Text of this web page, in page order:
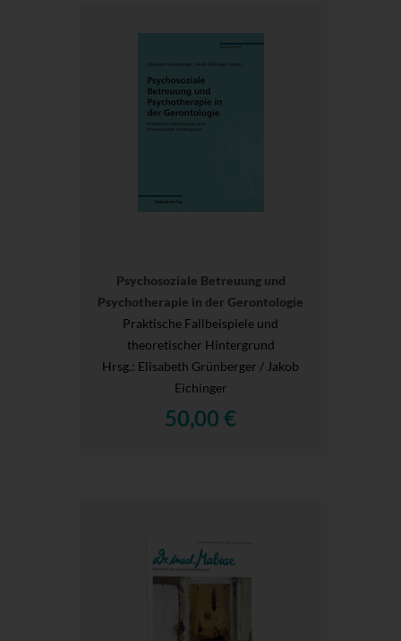
Psychosoziale Betreuung und
Psychotherapie in der Gerontologie
Praktische Fallbeispiele und
theoretischer Hintergrund
Hrsg.: Elisabeth Grünberger / Jakob
Eichinger
50,00 €